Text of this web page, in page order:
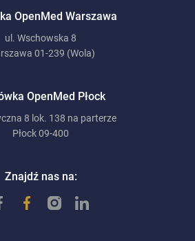
OpenMed Warszawa
ul. Wschowska 8
01-239 (Wola)
OpenMed Płock
8 lok. 138 na parterze
Płock 09-400
Znajdź nas na: